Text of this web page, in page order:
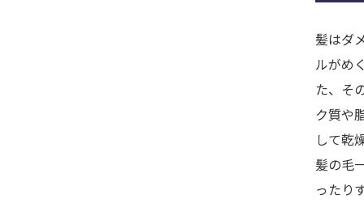
髪はダ
ルがめ
た、そ
ク質や
して乾
髪の毛
ったり